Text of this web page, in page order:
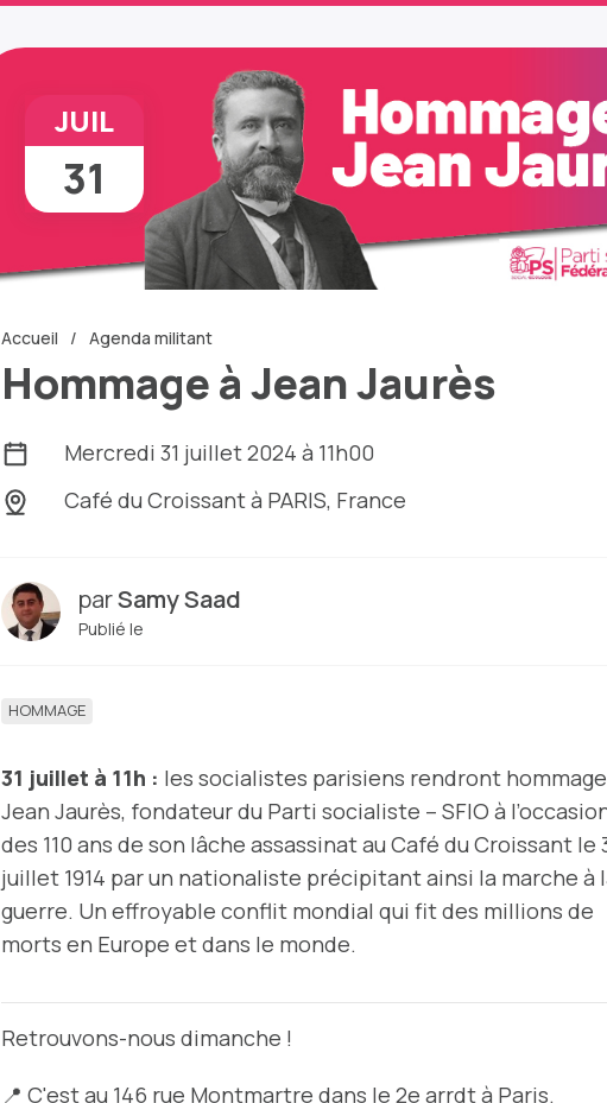
JUIL
31
Accueil Agenda militant
Hommage à Jean Jaurès
Mercredi 31 juillet 2024 à 11h00
Café du Croissantà PARIS, France
parSamy Saad
Publié le
HOMMAGE
31 juillet à 11h : les socialistes parisiens rendront
Jean Jaurès, fondateur du Parti socialiste – SFIO à
des 110 ans de son lâche assassinat au Café du Croissant le
juillet 1914 par un nationaliste précipitant ainsi la marche à
guerre. Un effroyable conflit mondial qui fit des millions de
morts en Europe et dans le monde.
Retrouvons-nous dimanche !
📍 C'est au 146 rue Montmartre dans le 2e arrdt à Paris.